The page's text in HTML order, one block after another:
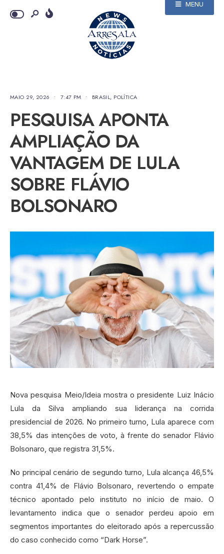
MENU
MAIO 29, 2026 • 7:47 PM • BRASIL, POLÍTICA
PESQUISA APONTA
AMPLIAÇÃO DA
VANTAGEM DE LULA
SOBRE FLÁVIO
BOLSONARO
Nova pesquisa Meio/Ideia mostra o presidente Luiz Inácio
Lula da Silva ampliando sua liderança na corrida
presidencial de 2026. No primeiro turno, Lula aparece com
38,5% das intenções de voto, à frente do senador Flávio
Bolsonaro, que registra 31,5%.
No principal cenário de segundo turno, Lula alcança 46,5%
contra 41,4% de Flávio Bolsonaro, revertendo o empate
técnico apontado pelo instituto no início de maio. O
levantamento indica que o senador perdeu apoio em
segmentos importantes do eleitorado após a repercussão
do caso conhecido como “Dark Horse”.